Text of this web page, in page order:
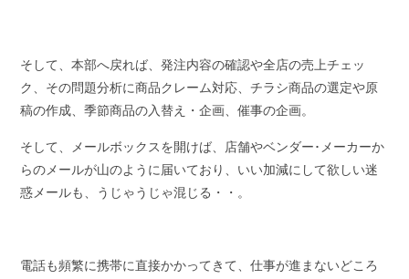
そして、本部へ戻れば、発注内容の確認や全店の売上チェッ
ク、その問題分析に商品クレーム対応、チラシ商品の選定や原
稿の作成、季節商品の入替え・企画、催事の企画。
そして、メールボックスを開けば、店舗やベンダー･メーカーか
らのメールが山のように届いており、いい加減にして欲しい迷
惑メールも、うじゃうじゃ混じる・・。
電話も頻繁に携帯に直接かかってきて、仕事が進まないどころ